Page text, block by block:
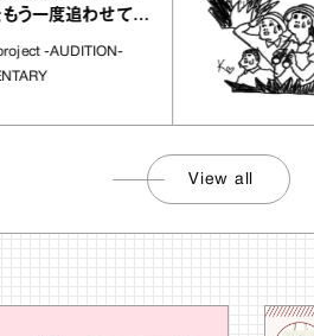
一度追わせてく
-AUDITION-
View all